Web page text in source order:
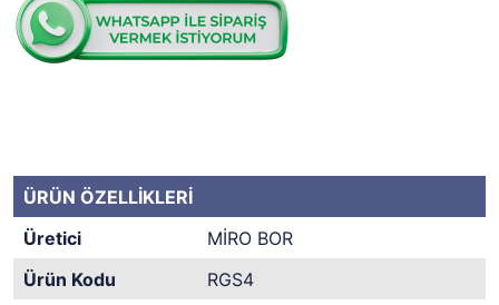
ÜRÜN ÖZELLİKLERİ
Üretici
MİRO BOR
Ürün Kodu
RGS4